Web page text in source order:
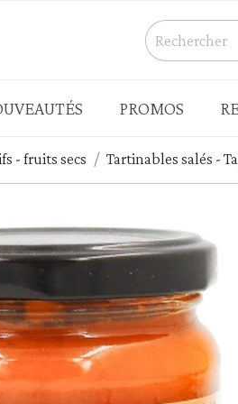
- FRUITS SECS
secs salés - graines salés
Tapas - mezzé - antipasti
salés - Tapenades - houmous
- RIZ - CÉRÉALES - LÉGUMES
- couscous
PROMOS
- fruits secs Tartinables salés -